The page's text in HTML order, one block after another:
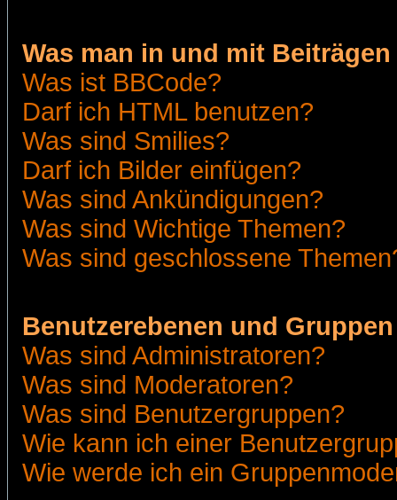
Was man in und mit
Was ist BBCode?
Darf ich HTML benutzen?
Was sind Smilies?
Darf ich Bilder einfügen?
Was sind Ankündigungen?
Was sind Wichtige Themen?
Was sind geschlossene
Benutzerebenen und Gruppen
Was sind Administratoren?
Was sind Moderatoren?
Was sind Benutzergruppen?
Wie kann ich einer
Wie werde ich ein